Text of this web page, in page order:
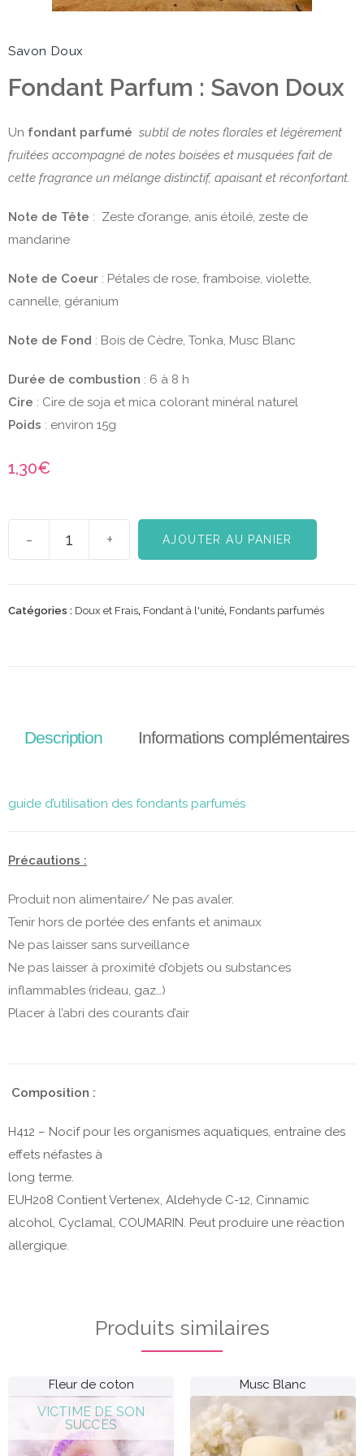
Savon Doux
Fondant Parfum : Savon Doux
Un fondant parfumé subtil de notes florales et légèrement
fruitées accompagné de notes boisées et musquées fait de
cette fragrance un mélange distinctif, apaisant et réconfortant.
Note de Tête : Zeste d’orange, anis étoilé, zeste de
mandarine
Note de Coeur : Pétales de rose, framboise, violette,
cannelle, géranium
Note de Fond : Bois de Cèdre, Tonka, Musc Blanc
Durée de combustion : 6 à 8 h
Cire : Cire de soja et mica colorant minéral naturel
Poids : environ 15g
1,30€
- + AJOUTER AU PANIER
Catégories : Doux et Frais, Fondant à l'unité, Fondants parfumés
Description Informations complémentaires
guide d’utilisation des fondants parfumés
Précautions :
Produit non alimentaire/ Ne pas avaler.
Tenir hors de portée des enfants et animaux
Ne pas laisser sans surveillance
Ne pas laisser à proximité d’objets ou substances
inflammables (rideau, gaz…)
Placer à l’abri des courants d’air
Composition :
H412 – Nocif pour les organismes aquatiques, entraîne des
effets néfastes à
long terme.
EUH208 Contient Vertenex, Aldehyde C-12, Cinnamic
alcohol, Cyclamal, COUMARIN. Peut produire une réaction
allergique.
Produits similaires
Fleur de coton Musc Blanc